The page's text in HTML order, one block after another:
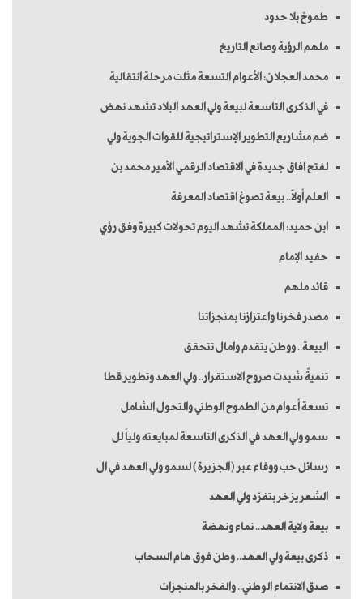
طموحٌ بلا حدود
ملهم الرؤية وصانع التاريخ
محمد العجلان: الأعوام التسعة مثلت مرحلة انتقالية
في الذكرى التاسعة لبيعة ولي العهد البلاد تشهد نهض
ضم مشاريع التطوير الإستراتيجية للقوات الجوية ولي
لفتح آفاق جديدة في الاقتصاد الرقمي الأمير محمد بن
العلم أولاً.. بيعة تصوغ اقتصاد المعرفة
ابن حميد: المملكة تشهد اليوم تحولات كبيرة وفق رؤي
حفيد الإمام
قائد ملهم
مصدر فخرنا واعتزازنا بمنجزاتنا
البيعة.. ووطن يتقدم وآمال تتحقق
تنميةٌ شيدت صروح الاستقرار.. ولي العهد وتطوير قطا
تسعة أعوام من الطموح الوطني والتحول الشامل
سمو ولي العهد في الذكرى التاسعة لمبايعته ولياً لل
رسائل حب ووفاء عبر (الجزيرة) لسمو ولي العهد في ال
الشعر يزخر بتفرّد ولي العهد
بيعة ولاية العهد.. نماء ونهضة
ذكرى بيعة ولي العهد.. وطن فوق هام السحاب
صدق الانتماء الوطني.. والفخر بالمنجزات